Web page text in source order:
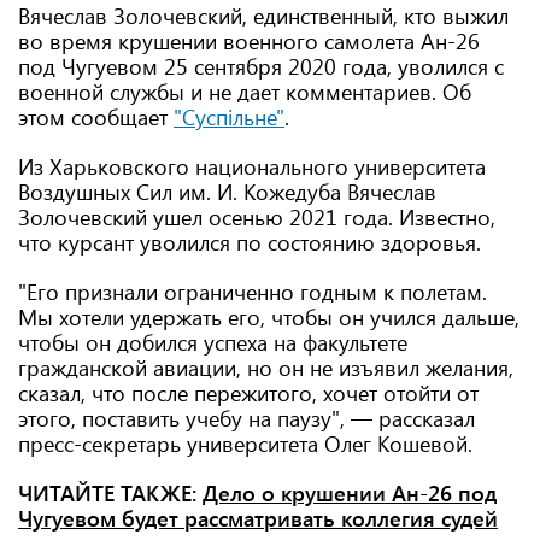
Вячеслав Золочевский, единственный, кто выжил
во время крушении военного самолета Ан-26
под Чугуевом 25 сентября 2020 года, уволился с
военной службы и не дает комментариев. Об
этом сообщает "Суспільне".
Из Харьковского национального университета
Воздушных Сил им. И. Кожедуба Вячеслав
Золочевский ушел осенью 2021 года. Известно,
что курсант уволился по состоянию здоровья.
"Его признали ограниченно годным к полетам.
Мы хотели удержать его, чтобы он учился дальше,
чтобы он добился успеха на факультете
гражданской авиации, но он не изъявил желания,
сказал, что после пережитого, хочет отойти от
этого, поставить учебу на паузу", — рассказал
пресс-секретарь университета Олег Кошевой.
ЧИТАЙТЕ ТАКЖЕ: Дело о крушении Ан-26 под
Чугуевом будет рассматривать коллегия судей